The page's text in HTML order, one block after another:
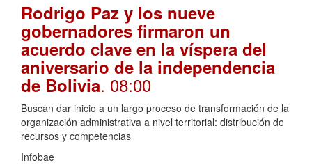
Rodrigo Paz y los nueve
gobernadores firmaron un
acuerdo clave en la víspera del
aniversario de la independencia
de Bolivia. 08:00
Buscan dar inicio a un largo proceso de transformación de la
organización administrativa a nivel territorial: distribución de
recursos y competencias
Infobae